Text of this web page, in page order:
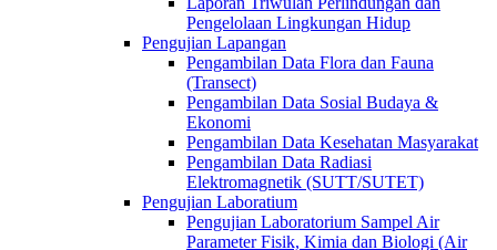
Pengelolaan Lingkungan Hidup
Pengujian Lapangan
Pengambilan Data Flora dan Fauna
(Transect)
Pengambilan Data Sosial Budaya &
Ekonomi
Pengambilan Data Kesehatan Masyarakat
Pengambilan Data Radiasi
Elektromagnetik (SUTT/SUTET)
Pengujian Laboratium
Pengujian Laboratorium Sampel Air
Parameter Fisik, Kimia dan Biologi (Air